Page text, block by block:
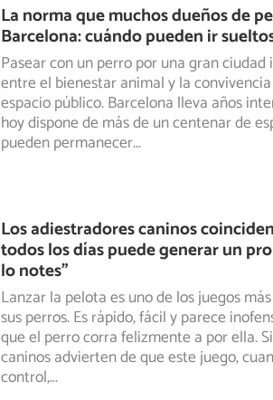
La norma que muchos dueños de
Barcelona: cuándo pueden ir
Pasear con un perro por una gran
entre el bienestar animal y la
espacio público. Barcelona lleva años
hoy dispone de más de un centenar de
pueden permanecer...
Los adiestradores caninos
todos los días puede generar un
lo notes”
Lanzar la pelota es uno de los juegos
sus perros. Es rápido, fácil y parece
que el perro corra felizmente a por ella.
caninos advierten de que este juego,
control,...